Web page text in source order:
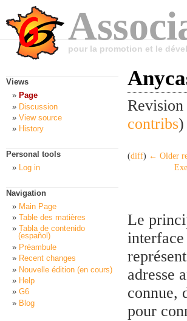
pour la promotion et le
contribs)
(diff) ← Older
Le
interface
adresse
connue,
pour
Views
Page
Discussion
View source
History
Personal tools
Log in
Navigation
Main Page
Table des matières
Tabla de contenido
(español)
Préambule
Recent changes
Nouvelle édition (en cours)
Help
G6
Blog